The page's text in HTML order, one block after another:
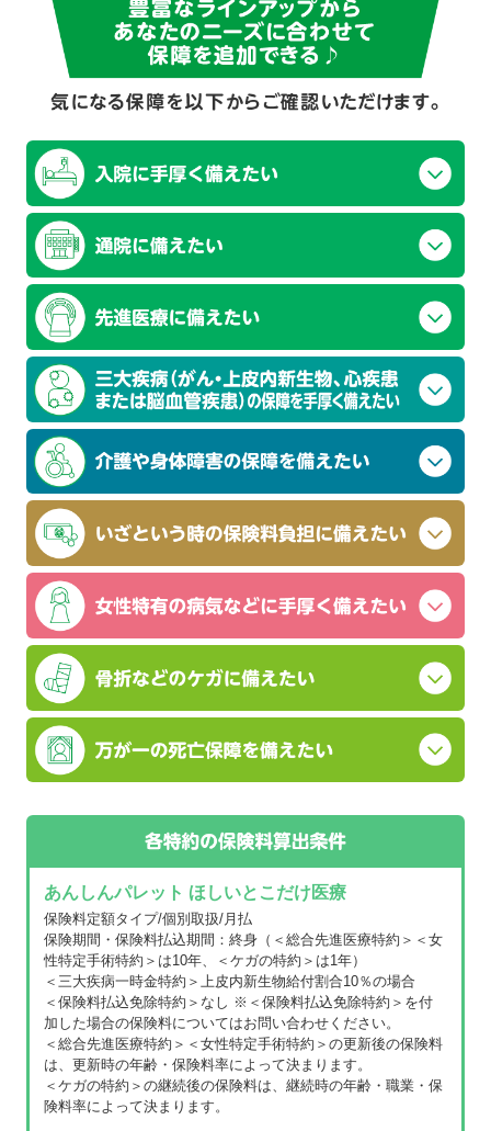
あんしんパレット ほしいとこだけ医療
保険料定額タイプ/個別取扱/月払
保険期間・保険料払込期間：終身（＜総合先進医療特約＞＜女
性特定手術特約＞は10年、＜ケガの特約＞は1年）
＜三大疾病一時金特約＞上皮内新生物給付割合10％の場合
＜保険料払込免除特約＞なし ※＜保険料払込免除特約＞を付
加した場合の保険料についてはお問い合わせください。
＜総合先進医療特約＞＜女性特定手術特約＞の更新後の保険料
は、更新時の年齢・保険料率によって決まります。
＜ケガの特約＞の継続後の保険料は、継続時の年齢・職業・保
険料率によって決まります。